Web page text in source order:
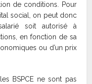
de conditions. Pour
social, on peut donc
soit autorisé à
en fonction de sa
ou d’un prix
BSPCE ne sont pas